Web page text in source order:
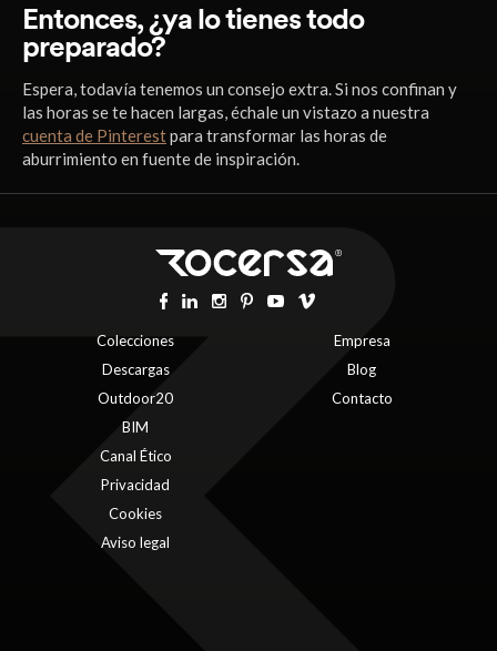
Entonces, ¿ya lo tienes todo
preparado?
Espera, todavía tenemos un consejo extra. Si nos confinan y
las horas se te hacen largas, échale un vistazo a nuestra
cuenta de Pinterestpara transformar las horas de
aburrimiento en fuente de inspiración.
Colecciones
Descargas
Outdoor20
BIM
Empresa
Blog
Contacto
Canal Ético
Privacidad
Cookies
Aviso legal